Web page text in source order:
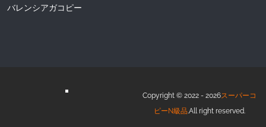
バレンシアガコピー
Copyright © 2022 - 2026スーパーコ
ピーN級品.All right reserved.